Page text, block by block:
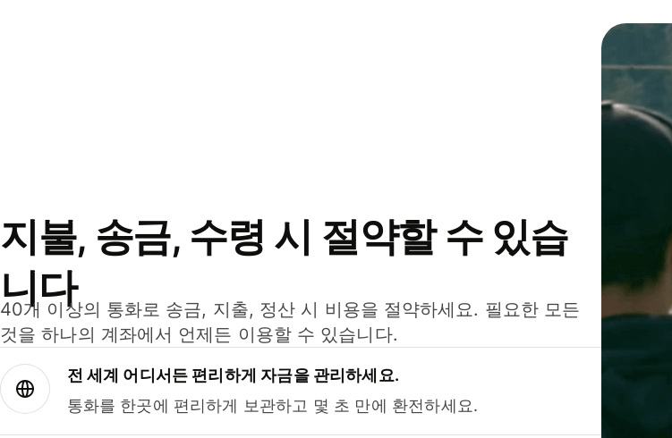
지불, 송금, 수령 시 절약할 수 있습
니다
40개 이상의 통화로 송금, 지출, 정산 시 비용을 절약하세요. 필요한 모든
것을 하나의 계좌에서 언제든 이용할 수 있습니다.
전 세계 어디서든 편리하게 자금을 관리하세요.
통화를 한곳에 편리하게 보관하고 몇 초 만에 환전하세요.